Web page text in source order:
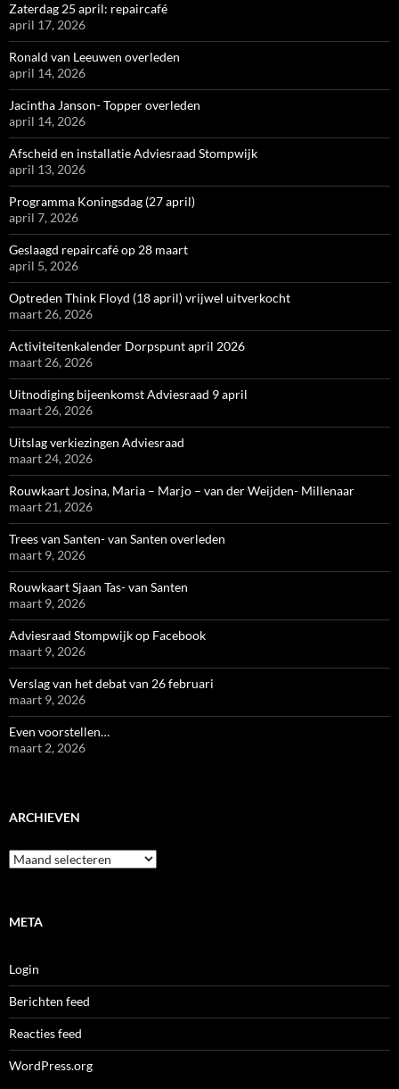
Zaterdag 25 april: repaircafé
april 17, 2026
Ronald van Leeuwen overleden
april 14, 2026
Jacintha Janson- Topper overleden
april 14, 2026
Afscheid en installatie Adviesraad Stompwijk
april 13, 2026
Programma Koningsdag (27 april)
april 7, 2026
Geslaagd repaircafé op 28 maart
april 5, 2026
Optreden Think Floyd (18 april) vrijwel uitverkocht
maart 26, 2026
Activiteitenkalender Dorpspunt april 2026
maart 26, 2026
Uitnodiging bijeenkomst Adviesraad 9 april
maart 26, 2026
Uitslag verkiezingen Adviesraad
maart 24, 2026
Rouwkaart Josina, Maria – Marjo – van der Weijden- Millenaar
maart 21, 2026
Trees van Santen- van Santen overleden
maart 9, 2026
Rouwkaart Sjaan Tas- van Santen
maart 9, 2026
Adviesraad Stompwijk op Facebook
maart 9, 2026
Verslag van het debat van 26 februari
maart 9, 2026
Even voorstellen…
maart 2, 2026
ARCHIEVEN
Archieven
META
Login
Berichten feed
Reacties feed
WordPress.org